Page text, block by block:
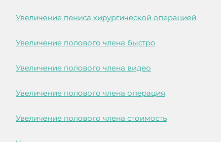
Увеличение пениса хирургической операцией
Увеличение полового члена быстро
Увеличение полового члена видео
Увеличение полового члена операция
Увеличение полового члена стоимость